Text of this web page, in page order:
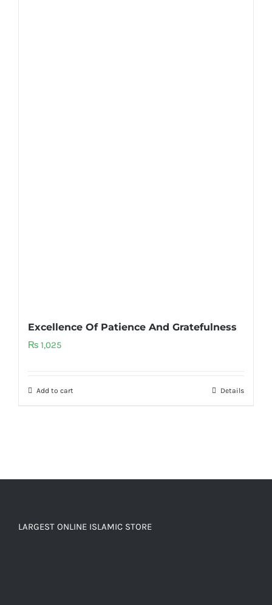
Excellence Of Patience And Gratefulness
₨ 1,025
Add to cart Details
LARGEST ONLINE ISLAMIC STORE